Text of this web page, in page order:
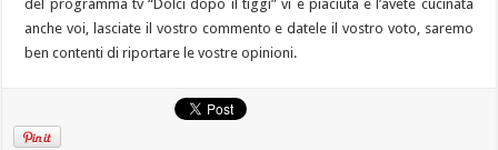
del programma tv “Dolci dopo il tiggì” vi è piaciuta e l’avete cucinata
anche voi, lasciate il vostro commento e datele il vostro voto, saremo
ben contenti di riportare le vostre opinioni.